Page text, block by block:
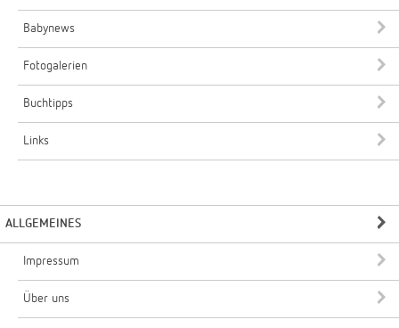
Babynews
Fotogalerien
Buchtipps
Links
ALLGEMEINES
Impressum
Über uns